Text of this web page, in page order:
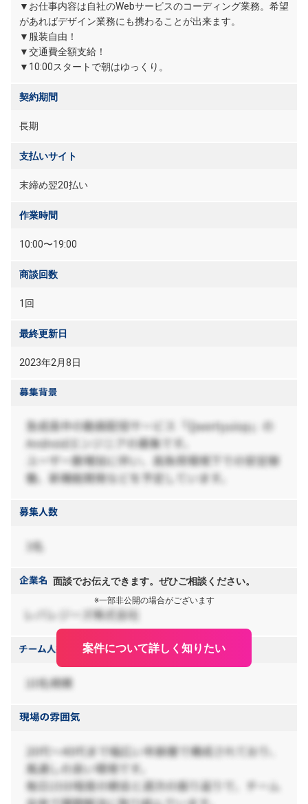
▼お仕事内容は自社のWebサービスのコーディング業務。希望
があればデザイン業務にも携わることが出来ます。
▼服装自由！
▼交通費全額支給！
▼10:00スタートで朝はゆっくり。
契約期間
長期
支払いサイト
末締め翌20払い
作業時間
10:00〜19:00
商談回数
1回
最終更新日
2023年2月8日
面談でお伝えできます。ぜひご相談ください。
※一部非公開の場合がございます
案件について詳しく知りたい